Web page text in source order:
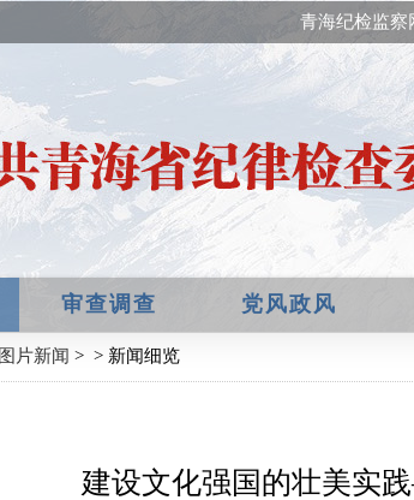
青海纪检监察
审查调查 党风政风
图片新闻 > > 新闻细览
建设文化强国的壮美实